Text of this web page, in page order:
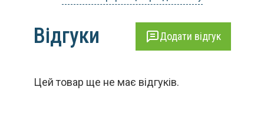
Відгуки Додати відгук
Цей товар ще не має відгуків.